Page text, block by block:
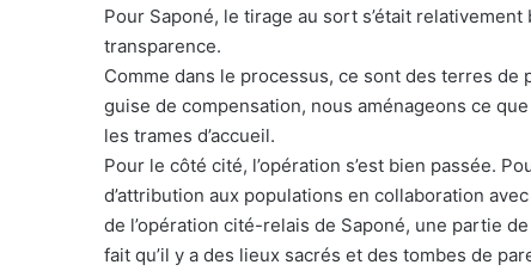
Pour Saponé, le tirage au sort s’était
transparence.
Comme dans le processus, ce sont des terres de
guise de compensation, nous aménageons ce
les trames d’accueil.
Pour le côté cité, l’opération s’est bien passée.
d’attribution aux populations en collaboration
de l’opération cité-relais de Saponé, une partie
fait qu’il y a des lieux sacrés et des tombes de